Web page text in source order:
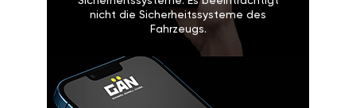
nicht die Sicherheitssysteme des
Fahrzeugs.